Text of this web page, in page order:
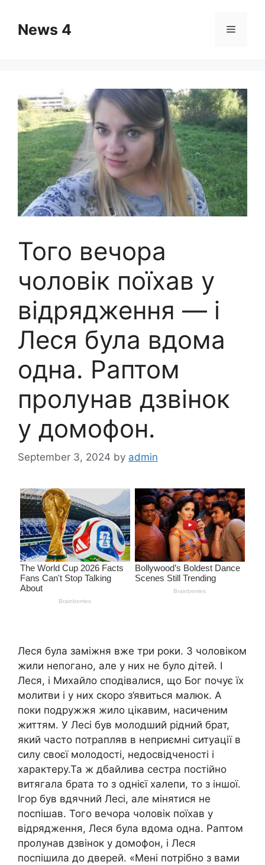
contentNews 4 Menu
Того вечора
чоловік поїхав у
відрядження — і
Леся була вдома
одна. Раптом
пролунав дзвінок
у домофон.
September 3, 2024 by admin
Леся була заміжня вже три роки. З чоловіком
жили непогано, але у них не було дітей. І
Леся, і Михайло сподівалися, що Бог почує їх
молитви і у них скоро з’явиться малюк. А
поки подружжя жило цікавим, насиченим
життям. У Лесі був молодший рідний брат,
який часто потрапляв в неприємні ситуації в
силу своєї молодості, недосвідченості і
характеру.Та ж дбайлива сестра постійно
витягала брата то з однієї халепи, то з іншої.
Ігор був вдячний Лесі, але мінятися не
поспішав. Того вечора чоловік поїхав у
відрядження, Леся була вдома одна. Раптом
пролунав дзвінок у домофон, і Леся
поспішила до дверей. «Мені потрібно з вами